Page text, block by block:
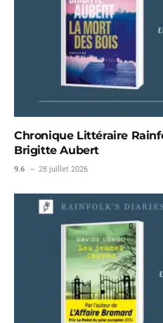
Chronique Littéraire
Brigitte Aubert
9.6 28 juillet 2026